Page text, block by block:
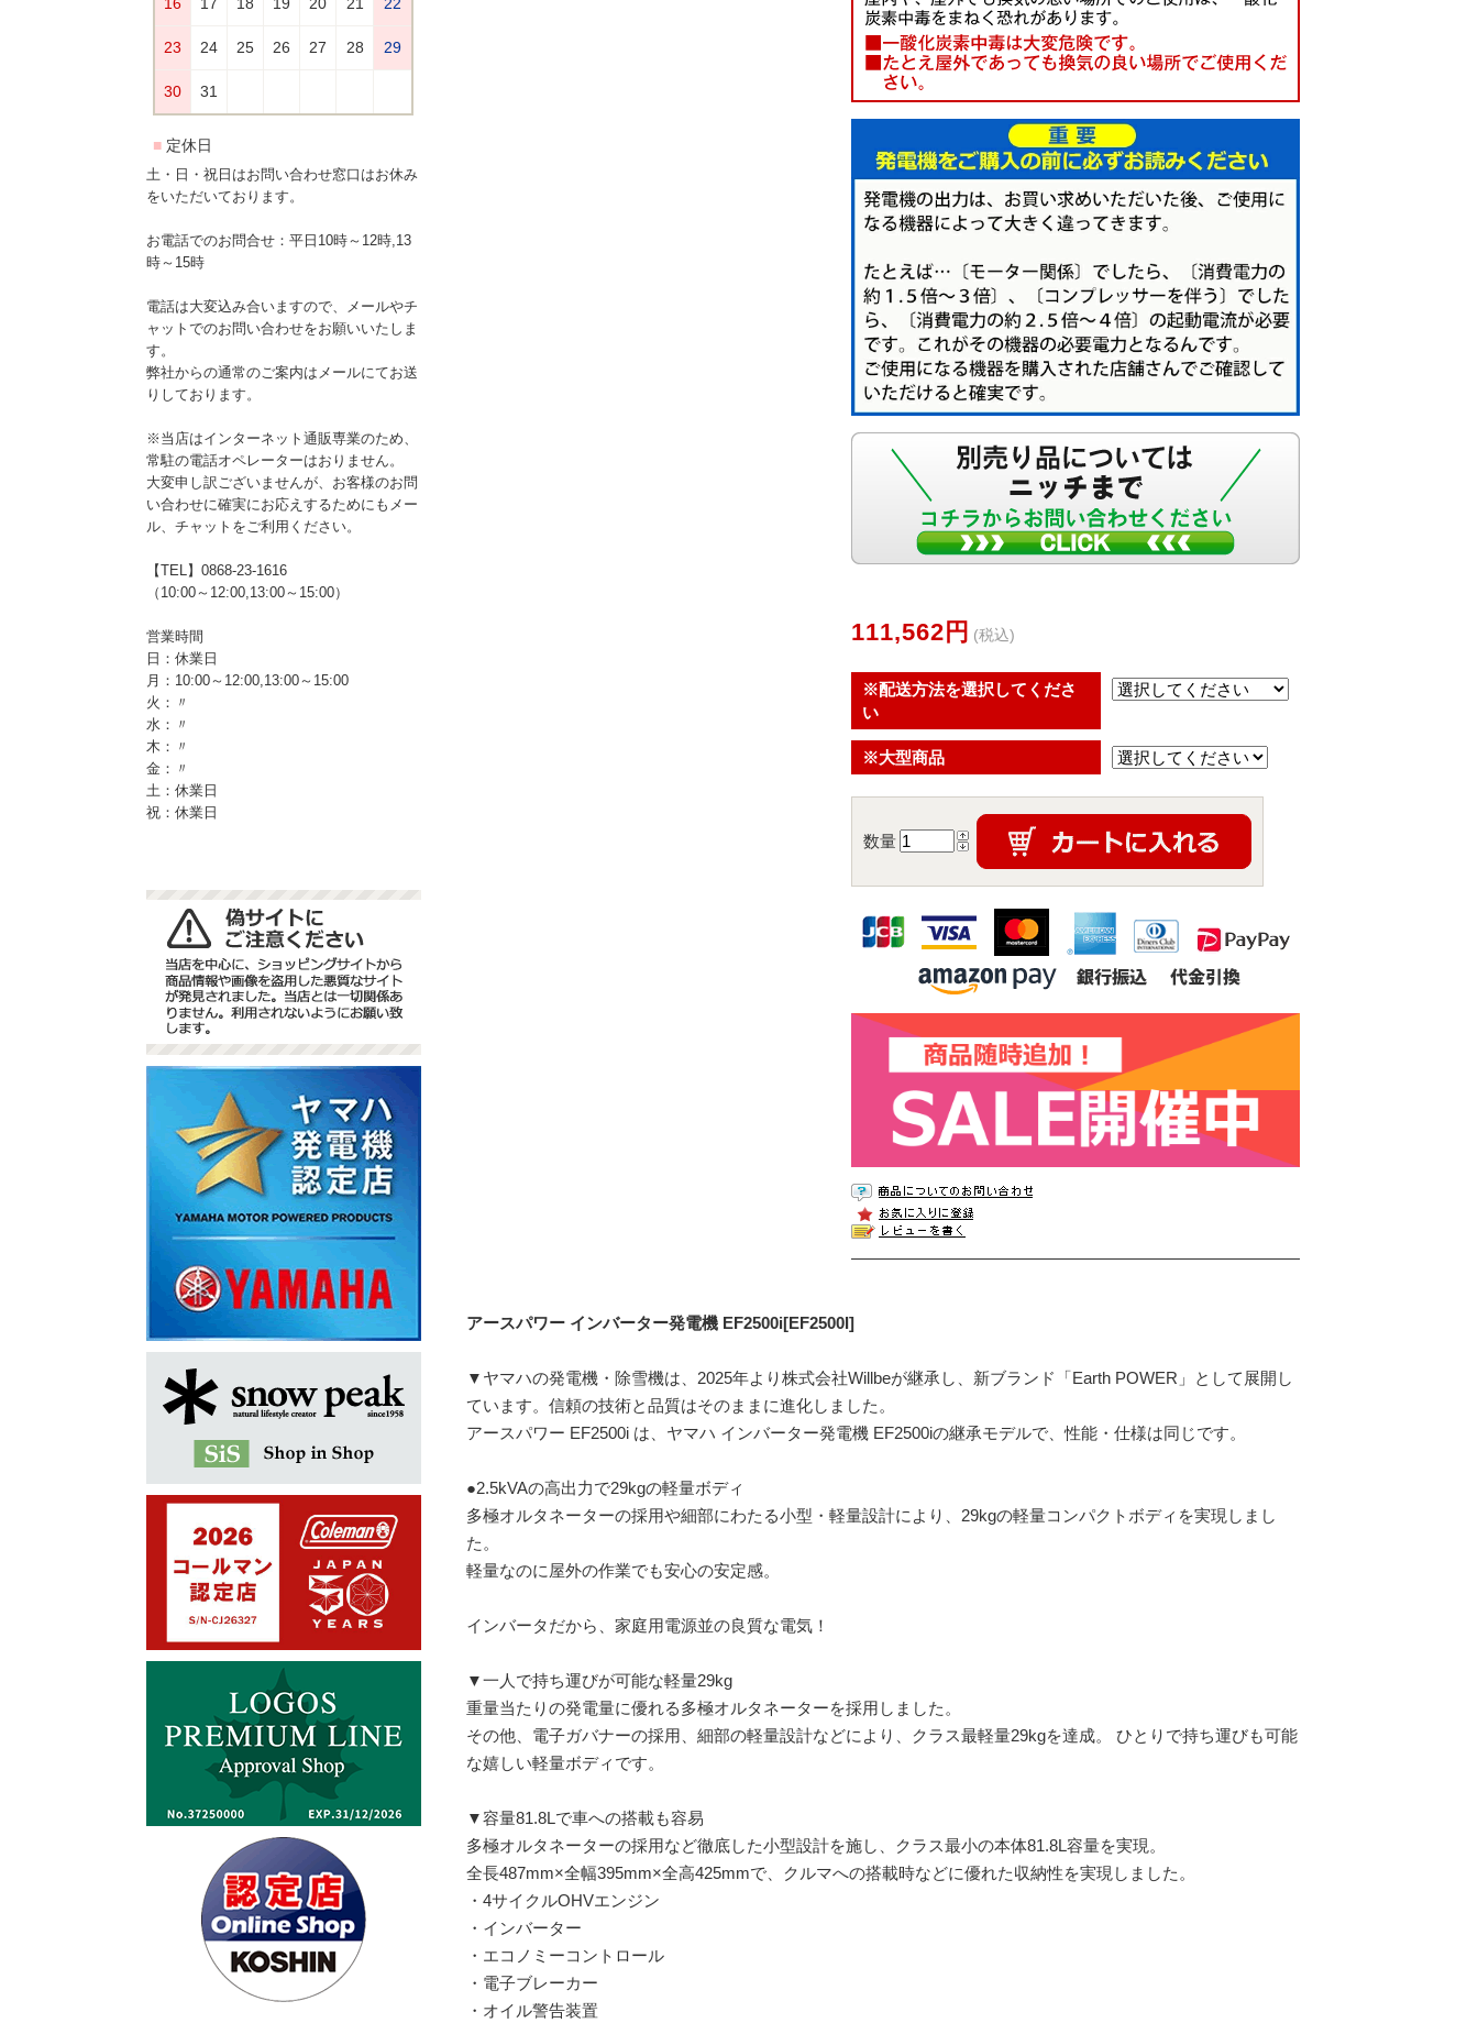
土・日・祝日はお問い合わせ窓口はお休み
をいただいております。
お電話でのお問合せ：平日10時～12時,13
時～15時
電話は大変込み合いますので、メールやチ
ャットでのお問い合わせをお願いいたしま
す。
弊社からの通常のご案内はメールにてお送
りしております。
※当店はインターネット通販専業のため、
常駐の電話オペレーターはおりません。
大変申し訳ございませんが、お客様のお問
い合わせに確実にお応えするためにもメー
ル、チャットをご利用ください。
【TEL】0868-23-1616
（10:00～12:00,13:00～15:00）
営業時間
日：休業日
月：10:00～12:00,13:00～15:00
火：〃
水：〃
木：〃
金：〃
土：休業日
祝：休業日
111,562円 (税込)
※配送方法を選択してくださ
い
※大型商品
数量
アースパワー インバーター発電機 EF2500i[EF2500I]
▼ヤマハの発電機・除雪機は、2025年より株式会社Willbeが継承し、新ブランド「Earth POWER」として展開し
ています。信頼の技術と品質はそのままに進化しました。
アースパワー EF2500i は、ヤマハ インバーター発電機 EF2500iの継承モデルで、性能・仕様は同じです。
●2.5kVAの高出力で29kgの軽量ボディ
多極オルタネーターの採用や細部にわたる小型・軽量設計により、29kgの軽量コンパクトボディを実現しまし
た。
軽量なのに屋外の作業でも安心の安定感。
インバータだから、家庭用電源並の良質な電気！
▼一人で持ち運びが可能な軽量29kg
重量当たりの発電量に優れる多極オルタネーターを採用しました。
その他、電子ガバナーの採用、細部の軽量設計などにより、クラス最軽量29kgを達成。 ひとりで持ち運びも可能
な嬉しい軽量ボディです。
▼容量81.8Lで車への搭載も容易
多極オルタネーターの採用など徹底した小型設計を施し、クラス最小の本体81.8L容量を実現。
全長487mm×全幅395mm×全高425mmで、クルマへの搭載時などに優れた収納性を実現しました。
・4サイクルOHVエンジン
・インバーター
・エコノミーコントロール
・電子ブレーカー
・オイル警告装置